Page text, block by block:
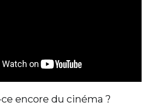
encore du cinéma ?